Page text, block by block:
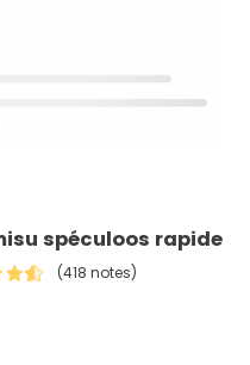
spéculoos rapide
(418 notes)